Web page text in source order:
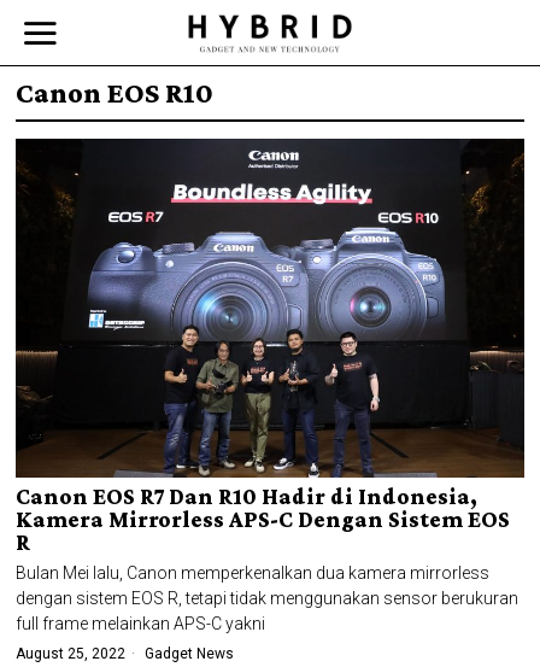
Canon EOS R10
Canon EOS R7 Dan R10 Hadir di Indonesia,
Kamera Mirrorless APS-C Dengan Sistem EOS
R
Bulan Mei lalu, Canon memperkenalkan dua kamera mirrorless
dengan sistem EOS R, tetapi tidak menggunakan sensor berukuran
full frame melainkan APS-C yakni
August 25, 2022 Gadget News